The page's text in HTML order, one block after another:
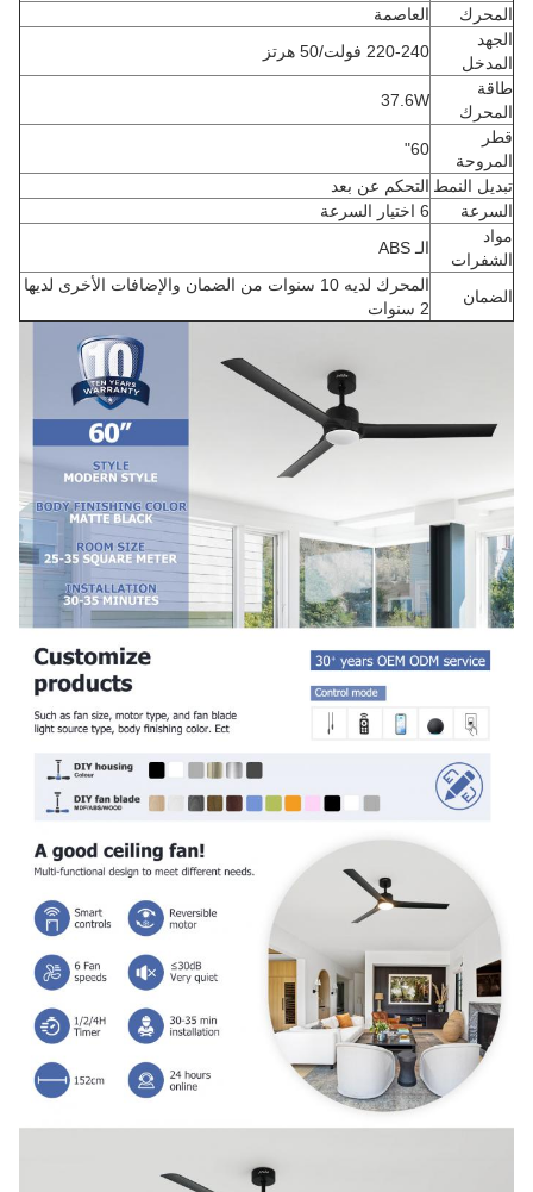
المحرك
العاصمة
الجهد
المدخل
220-240 فولت/50 هرتز
طاقة
المحرك
37.6W
قطر
المروحة
60"
تبديل النمطالتحكم عن بعد
السرعة
مواد
الشفرات
الـ ABS
الضمان
المحرك لديه 10 سنوات من الضمان والإضافات الأخرى لديها